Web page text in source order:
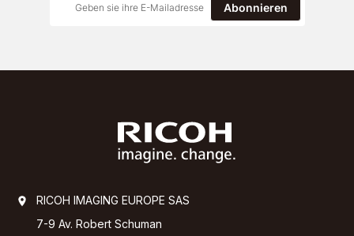
Abonnieren
RICOH IMAGING EUROPE SAS
7-9 Av. Robert Schuman